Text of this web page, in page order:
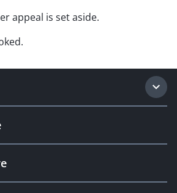
appeal is set aside.